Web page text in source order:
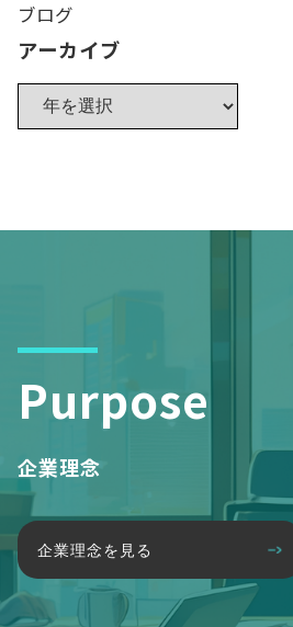
ブログ
アーカイブ
Purpose
企業理念
企業理念を見る